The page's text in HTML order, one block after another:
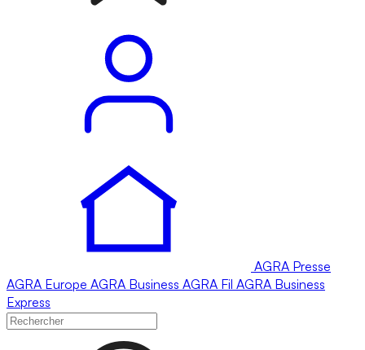
AGRA Presse
AGRA Europe AGRA Business AGRA Fil AGRA Business
Express